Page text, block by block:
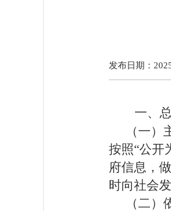
发布日期：
一、
（一）
按照“公开
府信息，
时向社会发
（二）